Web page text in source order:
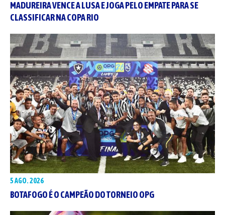
MADUREIRA VENCE A LUSA E JOGA PELO EMPATE PARA SE
CLASSIFICAR NA COPA RIO
5 AGO. 2026
BOTAFOGO É O CAMPEÃO DO TORNEIO OPG